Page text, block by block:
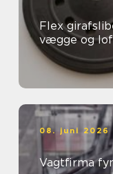
Flex girafsliber effektiv
vægge og
08. juni 2026
Vagtfirma